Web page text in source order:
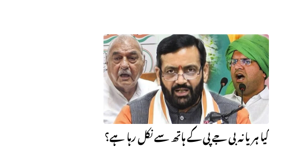
کیا ہریانہ بی جے پی کے ہاتھ سے نکل رہا ہے؟